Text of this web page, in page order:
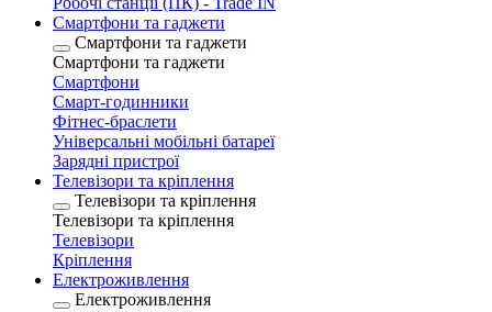
Смартфони та гаджети
Смартфони та гаджети
Смартфони та гаджети
Смартфони
Смарт-годинники
Фітнес-браслети
Універсальні мобільні батареї
Зарядні пристрої
Телевізори та кріплення
Телевізори та кріплення
Телевізори та кріплення
Телевізори
Кріплення
Електроживлення
Електроживлення